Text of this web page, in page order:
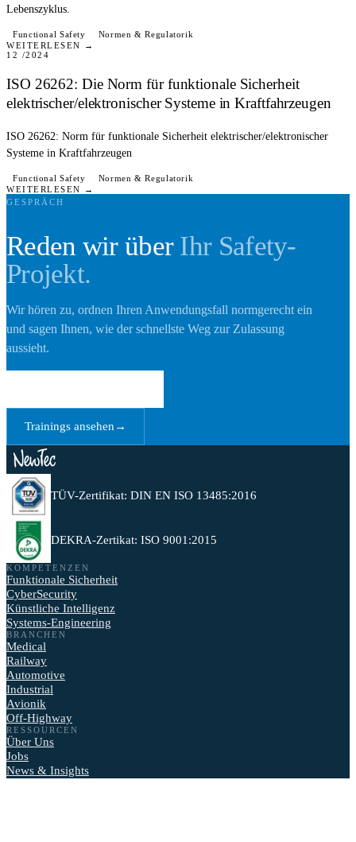
Lebenszyklus.
Functional Safety Normen & Regulatorik
WEITERLESEN →
BLOG
12 /2024
ISO 26262: Die Norm für funktionale Sicherheit
elektrischer/elektronischer Systeme in Kraftfahrzeugen
ISO 26262: Norm für funktionale Sicherheit elektrischer/elektronischer
Systeme in Kraftfahrzeugen
Functional Safety Normen & Regulatorik
WEITERLESEN →
GESPRÄCH
Reden wir über Ihr Safety-
Projekt.
Wir hören zu, ordnen Ihren Anwendungsfall normgerecht ein
und sagen Ihnen, wie der schnellste Weg zur Zulassung
aussieht.
Trainings ansehen →
TÜV-Zertifikat: DIN EN ISO 13485:2016
DEKRA-Zertikat: ISO 9001:2015
KOMPETENZEN
Funktionale Sicherheit
CyberSecurity
Künstliche Intelligenz
Systems-Engineering
BRANCHEN
Medical
Railway
Automotive
Industrial
Avionik
Off-Highway
RESSOURCEN
Über Uns
Jobs
News & Insights